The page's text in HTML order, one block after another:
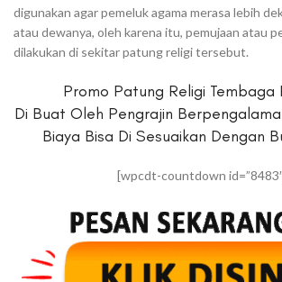
digunakan agar pemeluk agama merasa lebih
atau dewanya, oleh karena itu, pemujaan atau
dilakukan di sekitar patung religi tersebut.
Promo Patung Religi Tembaga
Di Buat Oleh Pengrajin
Biaya Bisa Di Sesuaikan Dengan
[wpcdt-countdown